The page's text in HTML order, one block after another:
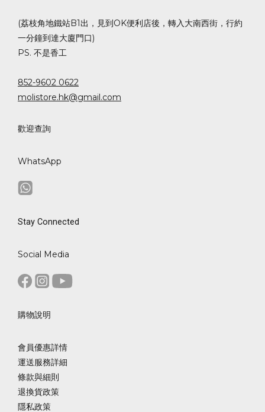
(荔枝角地鐵站B1出，見到OK便利店後，轉入大南西街，行約
一分鐘到達大廈門口)
PS. 不是香工
852-9602 0622
molistore.hk@gmail.com
歡迎查詢
WhatsApp
Stay Connected
Social Media
購物說明
會員優惠詳情
運送服務詳細
條款與細則
退換貨政策
隱私政策